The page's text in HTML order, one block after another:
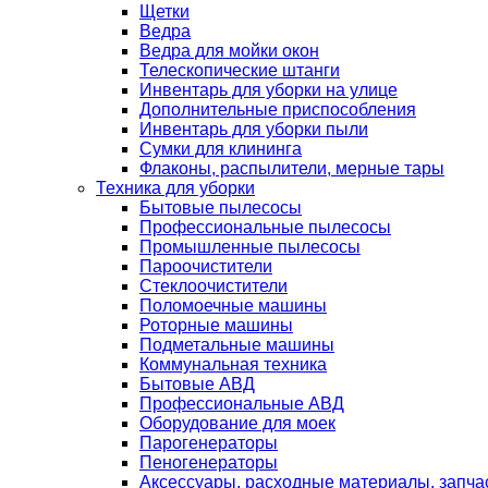
Щетки
Ведра
Ведра для мойки окон
Телескопические штанги
Инвентарь для уборки на улице
Дополнительные приспособления
Инвентарь для уборки пыли
Сумки для клининга
Флаконы, распылители, мерные тары
Техника для уборки
Бытовые пылесосы
Профессиональные пылесосы
Промышленные пылесосы
Пароочистители
Стеклоочистители
Поломоечные машины
Роторные машины
Подметальные машины
Коммунальная техника
Бытовые АВД
Профессиональные АВД
Оборудование для моек
Парогенераторы
Пеногенераторы
Аксессуары, расходные материалы,